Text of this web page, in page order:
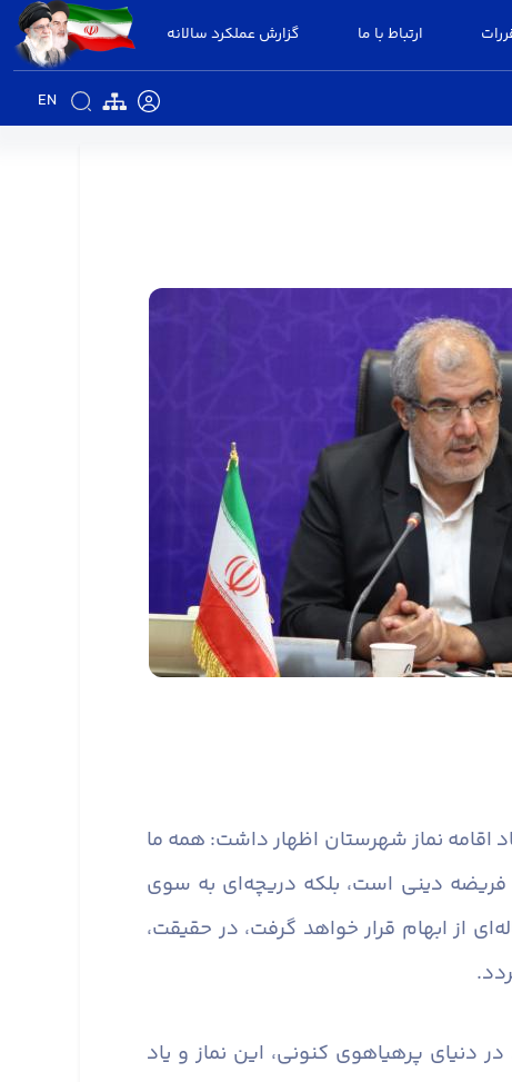
ارتباط با ما گزارش عملکرد سالانه
EN
اقامه نماز شهرستان اظهار داشت: همه ما
فریضه دینی است، بلکه دریچه‌ای به سوی
از ابهام قرار خواهد گرفت، در حقیقت،
دنیای پرهیاهوی کنونی، این نماز و یاد